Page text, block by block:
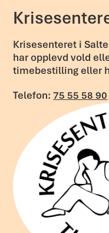
Krisesenteret i
har opplevd vold
timebestilling eller
Telefon:75 55 58 90